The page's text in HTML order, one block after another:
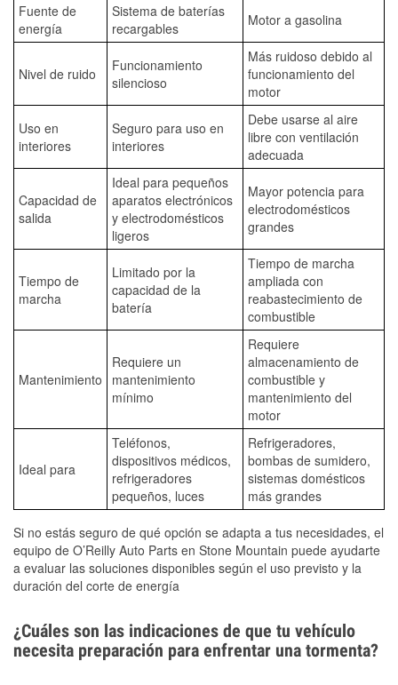
Fuente de
energía
Sistema de baterías
recargables
Motor a gasolina
Nivel de ruido
Funcionamiento
silencioso
Más ruidoso debido al
funcionamiento del
motor
Uso en
interiores
Seguro para uso en
interiores
Debe usarse al aire
libre con ventilación
adecuada
Capacidad de
salida
Ideal para pequeños
aparatos electrónicos
y electrodomésticos
ligeros
Mayor potencia para
electrodomésticos
grandes
Tiempo de
marcha
Limitado por la
capacidad de la
batería
Tiempo de marcha
ampliada con
reabastecimiento de
combustible
Mantenimiento
Requiere un
mantenimiento
mínimo
Requiere
almacenamiento de
combustible y
mantenimiento del
motor
Ideal para
Teléfonos,
dispositivos médicos,
refrigeradores
pequeños, luces
Refrigeradores,
bombas de sumidero,
sistemas domésticos
más grandes
Si no estás seguro de qué opción se adapta a tus necesidades, el
equipo de O’Reilly Auto Parts en Stone Mountain puede ayudarte
a evaluar las soluciones disponibles según el uso previsto y la
duración del corte de energía
¿Cuáles son las indicaciones de que tu vehículo
necesita preparación para enfrentar una tormenta?